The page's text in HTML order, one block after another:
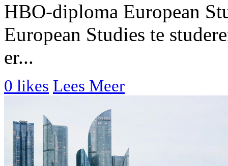
HBO-diploma European
European Studies te
er...
0 likes Lees Meer